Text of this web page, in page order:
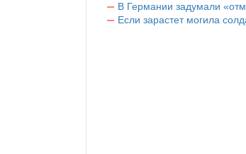
В Германии задумали
Если зарастет могила